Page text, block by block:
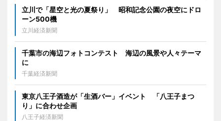
立川で「星空と光の夏祭り」 昭和記念公園の夜空にドロ
ーン500機
立川経済新聞
千葉市の海辺フォトコンテスト 海辺の風景や人々テーマ
に
千葉経済新聞
東京八王子酒造が「生酒バー」イベント 「八王子まつ
り」に合わせ企画
八王子経済新聞